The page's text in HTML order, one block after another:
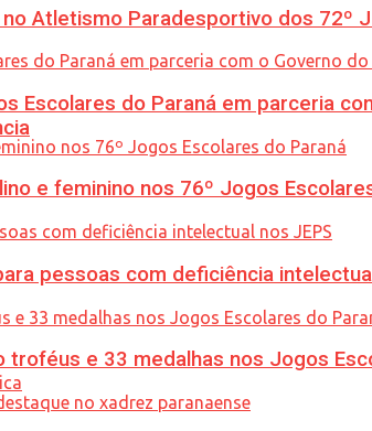
Atletismo Paradesportivo dos 72º
Escolares do Paraná em parceria
e feminino nos 76º Jogos
pessoas com deficiência
e 33 medalhas nos Jogos